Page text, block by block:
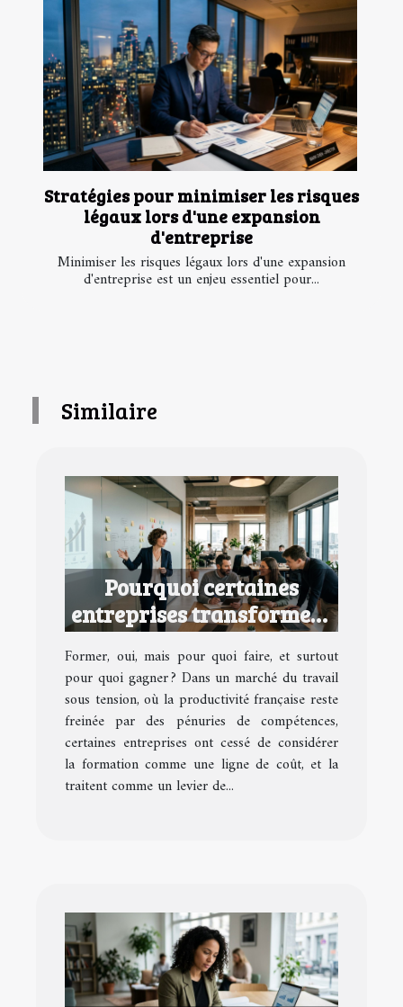
Stratégies pour minimiser les risques
légaux lors d'une expansion
d'entreprise
Minimiser les risques légaux lors d'une expansion
d'entreprise est un enjeu essentiel pour...
Similaire
Pourquoi certaines
entreprises transforment
la formation en avantage
concurrentiel
Former, oui, mais pour quoi faire, et surtout
pour quoi gagner ? Dans un marché du travail
sous tension, où la productivité française reste
freinée par des pénuries de compétences,
certaines entreprises ont cessé de considérer
la formation comme une ligne de coût, et la
traitent comme un levier de...